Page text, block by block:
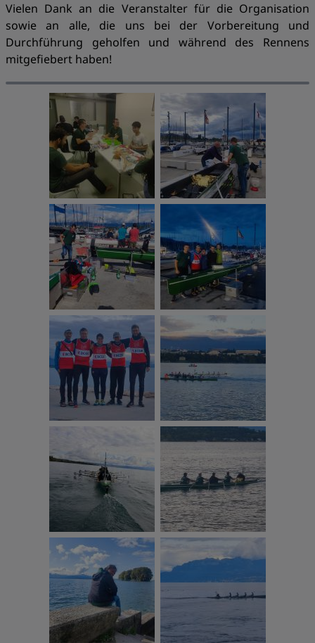
Vielen Dank an die Veranstalter für die Organisation
sowie an alle, die uns bei der Vorbereitung und
Durchführung geholfen und während des Rennens
mitgefiebert haben!